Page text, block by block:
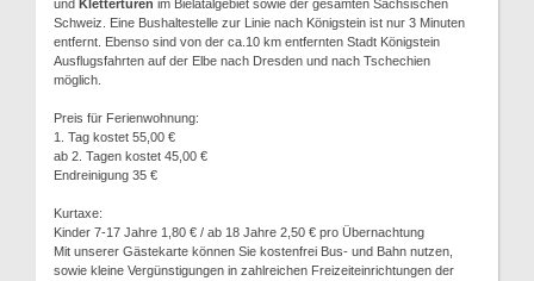
und Kletterturen im Bielatalgebiet sowie der gesamten Sächsischen
Schweiz. Eine Bushaltestelle zur Linie nach Königstein ist nur 3 Minuten
entfernt. Ebenso sind von der ca.10 km entfernten Stadt Königstein
Ausflugsfahrten auf der Elbe nach Dresden und nach Tschechien
möglich.
Preis für Ferienwohnung:
1. Tag kostet 55,00 €
ab 2. Tagen kostet 45,00 €
Endreinigung 35 €
Kurtaxe:
Kinder 7-17 Jahre 1,80 € / ab 18 Jahre 2,50 € pro Übernachtung
Mit unserer Gästekarte können Sie kostenfrei Bus- und Bahn nutzen,
sowie kleine Vergünstigungen in zahlreichen Freizeiteinrichtungen der